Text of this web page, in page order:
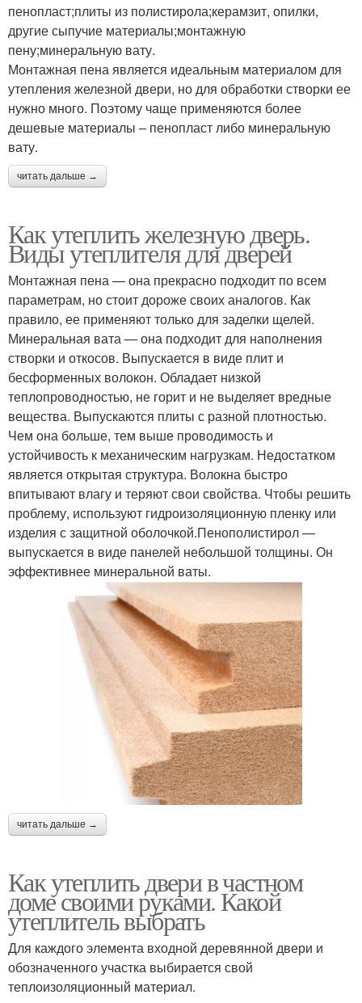
пенопласт;плиты из полистирола;керамзит, опилки,
другие сыпучие материалы;монтажную
пену;минеральную вату.
Монтажная пена является идеальным материалом для
утепления железной двери, но для обработки створки ее
нужно много. Поэтому чаще применяются более
дешевые материалы – пенопласт либо минеральную
вату.
читать дальше →
Как утеплить железную дверь.
Виды утеплителя для дверей
Монтажная пена — она прекрасно подходит по всем
параметрам, но стоит дороже своих аналогов. Как
правило, ее применяют только для заделки щелей.
Минеральная вата — она подходит для наполнения
створки и откосов. Выпускается в виде плит и
бесформенных волокон. Обладает низкой
теплопроводностью, не горит и не выделяет вредные
вещества. Выпускаются плиты с разной плотностью.
Чем она больше, тем выше проводимость и
устойчивость к механическим нагрузкам. Недостатком
является открытая структура. Волокна быстро
впитывают влагу и теряют свои свойства. Чтобы решить
проблему, используют гидроизоляционную пленку или
изделия с защитной оболочкой.Пенополистирол —
выпускается в виде панелей небольшой толщины. Он
эффективнее минеральной ваты.
читать дальше →
Как утеплить двери в частном
доме своими руками. Какой
утеплитель выбрать
Для каждого элемента входной деревянной двери и
обозначенного участка выбирается свой
теплоизоляционный материал.